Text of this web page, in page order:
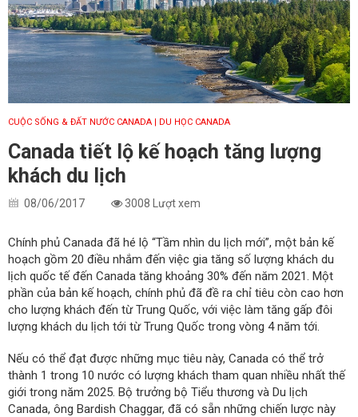
CUỘC SỐNG & ĐẤT NƯỚC CANADA | DU HỌC CANADA
Canada tiết lộ kế hoạch tăng lượng
khách du lịch
08/06/2017 3008 Lượt xem
Chính phủ Canada đã hé lộ “Tầm nhìn du lịch mới”, một bản kế
hoạch gồm 20 điều nhắm đến việc gia tăng số lượng khách du
lịch quốc tế đến Canada tăng khoảng 30% đến năm 2021. Một
phần của bản kế hoạch, chính phủ đã đề ra chỉ tiêu còn cao hơn
cho lượng khách đến từ Trung Quốc, với việc làm tăng gấp đôi
lượng khách du lịch tới từ Trung Quốc trong vòng 4 năm tới.
Nếu có thể đạt được những mục tiêu này, Canada có thể trở
thành 1 trong 10 nước có lượng khách tham quan nhiều nhất thế
giới trong năm 2025. Bộ trưởng bộ Tiểu thương và Du lịch
Canada, ông Bardish Chaggar, đã có sẵn những chiến lược này